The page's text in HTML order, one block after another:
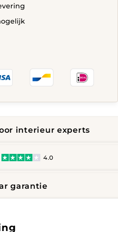
interieur experts
4.0
garantie